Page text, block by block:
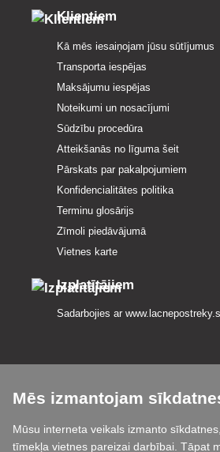
Klientiem
Kā mēs iesaiņojam jūsu sūtījumus
Transporta iespējas
Maksājumu iespējas
Noteikumi un nosacījumi
Sūdzību procedūra
Atteikšanās no līguma šeit
Pārskats par pakalpojumiem
Konfidencialitātes politika
Terminu glosārijs
Zīmoli piedāvājumā
Vietnes karte
Izplatītājiem
Sadarbojies ar
Mēs vienmēr sniegsim jums
Sūdzības tiek izskatītas 24 stundu
Mēs izmantojam
Mūsu interneta veikals izmanto
tīmekļa vietnes pareizai darbībai. Tāpat